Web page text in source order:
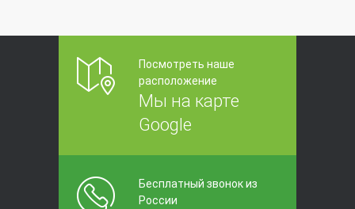
Посмотреть наше
расположение
Мы на карте
Google
Бесплатный звонок из
России